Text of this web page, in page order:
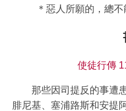
＊惡人所願的，總不
使徒行傳
那些因司提反的事遭
腓尼基、塞浦路斯和安提